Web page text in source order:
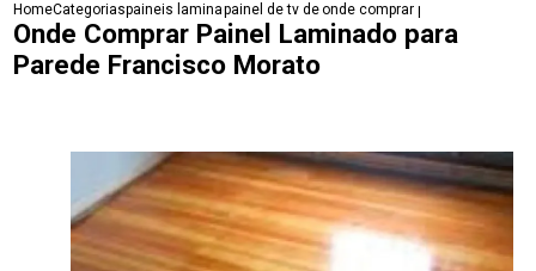
HomeCategoriaspaineis laminadospainel de tv de laminadoonde comprar painel laminado
Onde Comprar Painel Laminado para
Parede Francisco Morato